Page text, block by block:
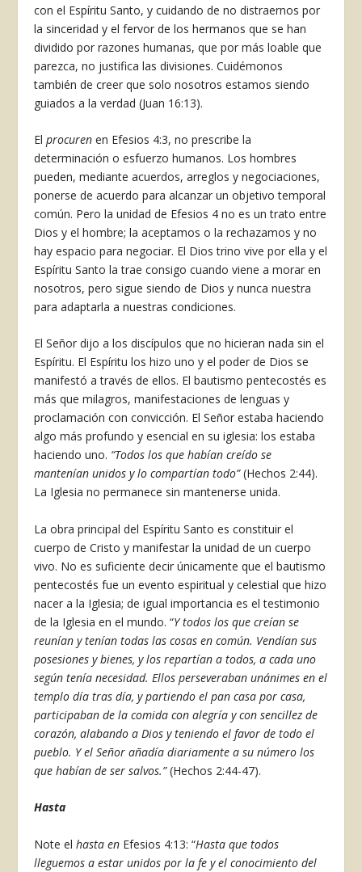
con el Espíritu Santo, y cuidando de no distraernos por
la sinceridad y el fervor de los hermanos que se han
dividido por razones humanas, que por más loable que
parezca, no justifica las divisiones. Cuidémonos
también de creer que solo nosotros estamos siendo
guiados a la verdad (Juan 16:13).
Elprocuren en Efesios 4:3, no prescribe la
determinación o esfuerzo humanos. Los hombres
pueden, mediante acuerdos, arreglos y negociaciones,
ponerse de acuerdo para alcanzar un objetivo temporal
común. Pero la unidad de Efesios 4 no es un trato entre
Dios y el hombre; la aceptamos o la rechazamos y no
hay espacio para negociar. El Dios trino vive por ella y el
Espíritu Santo la trae consigo cuando viene a morar en
nosotros, pero sigue siendo de Dios y nunca nuestra
para adaptarla a nuestras condiciones.
El Señor dijo a los discípulos que no hicieran nada sin el
Espíritu. El Espíritu los hizo uno y el poder de Dios se
manifestó a través de ellos. El bautismo pentecostés es
más que milagros, manifestaciones de lenguas y
proclamación con convicción. El Señor estaba haciendo
algo más profundo y esencial en su iglesia: los estaba
haciendo uno. “Todos los que habían creído se
mantenían unidos y lo compartían todo”(Hechos 2:44).
La Iglesia no permanece sin mantenerse unida.
La obra principal del Espíritu Santo es constituir el
cuerpo de Cristo y manifestar la unidad de un cuerpo
vivo. No es suficiente decir únicamente que el bautismo
pentecostés fue un evento espiritual y celestial que hizo
nacer a la Iglesia; de igual importancia es el testimonio
de la Iglesia en el mundo. “Y todos los que creían se
reunían y tenían todas las cosas en común. Vendían sus
posesiones y bienes, y los repartían a todos, a cada uno
según tenía necesidad. Ellos perseveraban unánimes en el
templo día tras día, y partiendo el pan casa por casa,
participaban de la comida con alegría y con sencillez de
corazón, alabando a Dios y teniendo el favor de todo el
pueblo. Y el Señor añadía diariamente a su número los
que habían de ser salvos.”(Hechos 2:44-47).
Hasta
Note elhasta en Efesios 4:13: “Hasta que todos
lleguemos a estar unidos por la fe y el conocimiento del